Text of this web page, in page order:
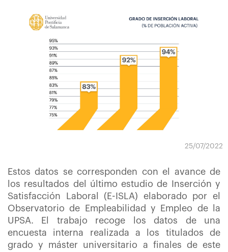
25/07/2022
Estos datos se corresponden con el avance de
los resultados del último estudio de Inserción y
Satisfacción Laboral (E-ISLA) elaborado por el
Observatorio de Empleabilidad y Empleo de la
UPSA. El trabajo recoge los datos de una
encuesta interna realizada a los titulados de
grado y máster universitario a finales de este